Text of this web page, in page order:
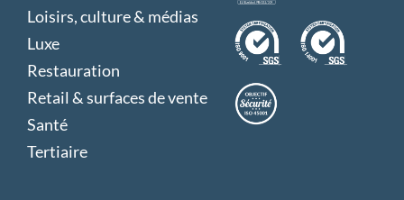
Loisirs, culture & médias
Luxe
Restauration
Retail & surfaces de vente
Santé
Tertiaire